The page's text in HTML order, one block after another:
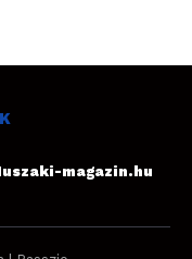
magazin.hu